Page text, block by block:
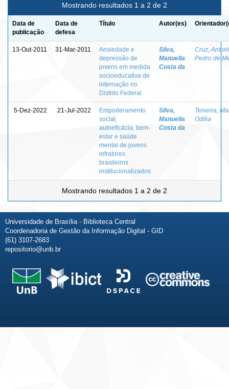
Mostrando resultados 1 a 2 de 2
Data de
publicação
Data de
defesa
Título Autor(es)
13-Out-2011 31-Mar-2011
Ansiedade e
depressão de
jovens em medida
socioeducativa de
internação no
Distrito Federal
Silva,
Manuella
Costa da
Cruz,
Pedro de
5-Dez-2022 21-Jul-2022
Empoderamento
social,
autoeficácia, bem-
estar e saúde
mental de jovens
infratores
brasileiros
institucionalizados
Silva,
Manuella
Costa da
Teixeira,
Odília
Mostrando resultados 1 a 2 de 2
Universidade de Brasília - Biblioteca Central
Coordenadoria de Gestão da Informação Digital - GID
(61) 3107-2683
repositorio@unb.br